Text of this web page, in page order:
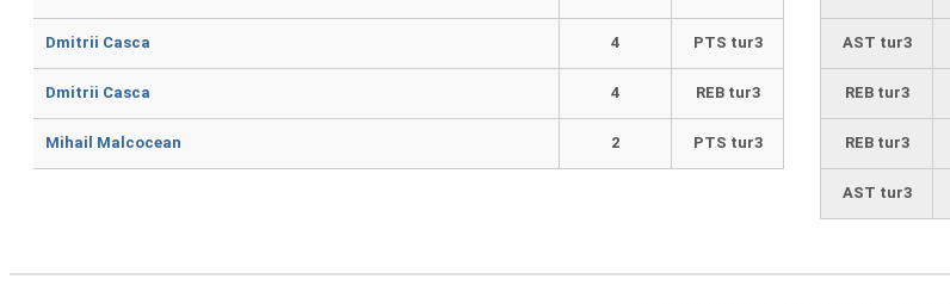
Dmitrii Casca 4 PTS tur3
Dmitrii Casca 4 REB tur3
Mihail Malcocean 2 PTS tur3
AST tur3
REB tur3
REB tur3
AST tur3